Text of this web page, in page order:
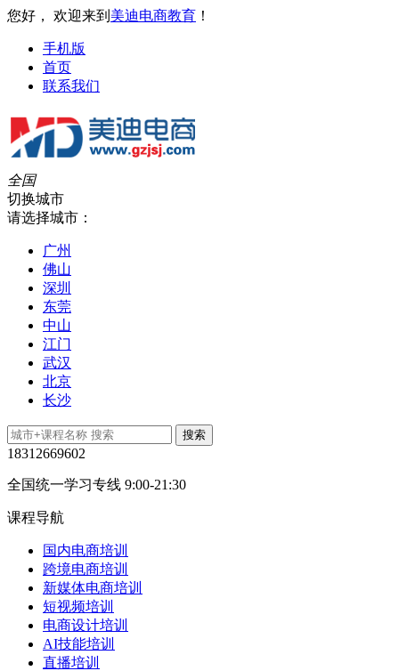
您好， 欢迎来到 美迪电商教育 ！
手机版
首页
联系我们
全国
切换城市
请选择城市：
广州
佛山
深圳
东莞
中山
江门
武汉
北京
长沙
18312669602
全国统一学习专线 9:00-21:30
课程导航
国内电商培训
跨境电商培训
新媒体电商培训
短视频培训
电商设计培训
AI技能培训
直播培训